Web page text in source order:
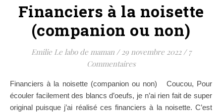
Financiers à la noisette
(companion ou non)
Emilie Le labo de maman / 29 novembre 2022 / 7
Commentaires
Financiers à la noisette (companion ou non) Coucou, Pour
écouler facilement des blancs d’oeufs, je n’ai rien fait de super
original puisque j’ai réalisé ces financiers à la noisette. C’est